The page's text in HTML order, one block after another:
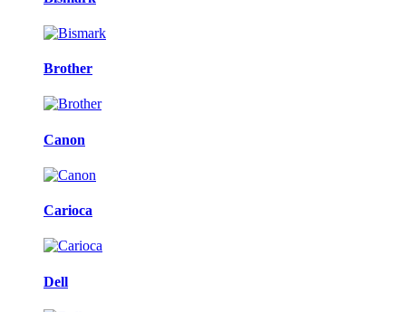
Brother
Canon
Carioca
Dell